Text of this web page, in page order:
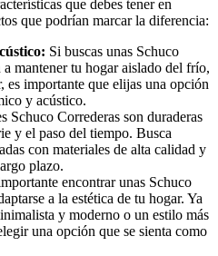
que debes tener en
que podrían marcar la diferencia:
Si buscas unas Schuco
mantener tu hogar aislado del frío,
importante que elijas una opción
y acústico.
Schuco Correderas son duraderas
y el paso del tiempo. Busca
con materiales de alta calidad y
plazo.
encontrar unas Schuco
a la estética de tu hogar. Ya
y moderno o un estilo más
una opción que se sienta como